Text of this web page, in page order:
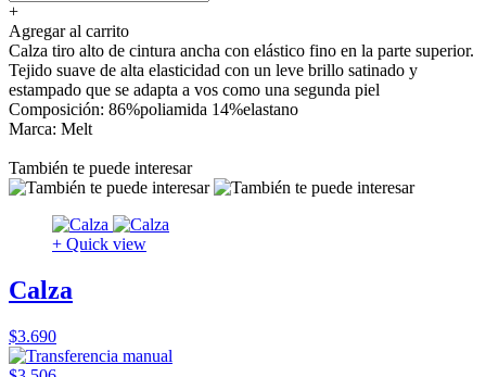
+
Agregar al carrito
Calza tiro alto de cintura ancha con elástico fino en la parte superior.
Tejido suave de alta elasticidad con un leve brillo satinado y
estampado que se adapta a vos como una segunda piel
Composición: 86%poliamida 14%elastano
Marca: Melt
También te puede interesar
+ Quick view
Calza
$3.690